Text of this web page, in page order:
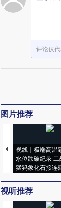
评论仅
图片推荐
视线｜极端高温
水位跌破纪录
猛犸象化石接连
视听推荐